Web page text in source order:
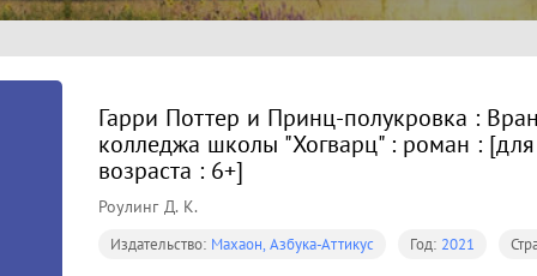
Гарри Поттер и Принц-полукровка :
колледжа школы "Хогварц" : роман :
возраста : 6+]
Роулинг Д. К.
Издательство: Махаон, Азбука-Аттикус Год: 2021